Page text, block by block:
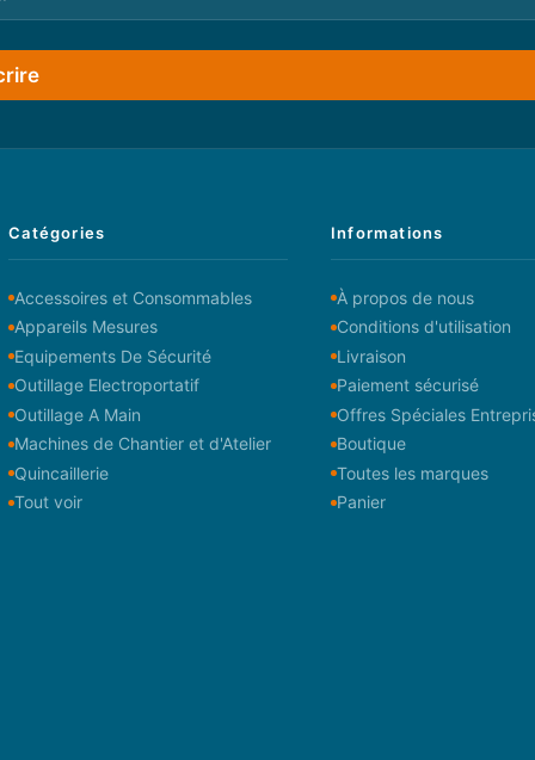
Catégories
Accessoires et Consommables
Appareils Mesures
Equipements De Sécurité
Outillage Electroportatif
Outillage A Main
Machines de Chantier et d'Atelier
Quincaillerie
Tout voir
Informations
À propos de nous
Conditions d'utilisation
Livraison
Paiement sécurisé
Offres Spéciales
Boutique
Toutes les marques
Panier